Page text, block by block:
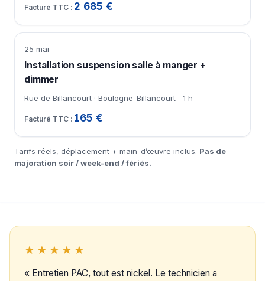
2 685 €
25 mai
Installation suspension salle à manger +
dimmer
Rue de Billancourt · Boulogne-Billancourt 1 h
165 €
Tarifs réels, déplacement + main-d’œuvre inclus. Pas de
majoration soir / week-end / fériés.
★★★★★
« Entretien PAC, tout est nickel. Le technicien a